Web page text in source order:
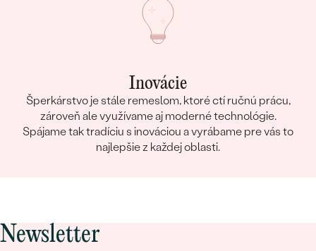
Inovácie
Šperkárstvo je stále remeslom, ktoré ctí ručnú prácu,
zároveň ale využívame aj moderné technológie.
Spájame tak tradíciu s inováciou a vyrábame pre vás to
najlepšie z každej oblasti.
Newsletter